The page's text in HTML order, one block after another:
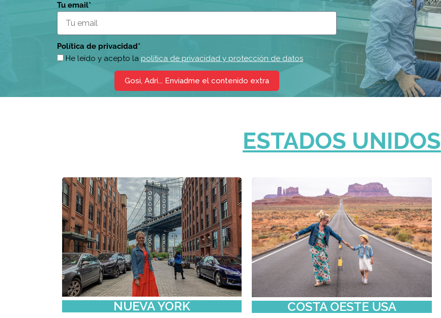
Tu email*
Política de privacidad*
He leído y acepto la política de privacidad y protección de datos
Gosi, Adri... Enviadme el contenido extra
ESTADOS UNIDOS
NUEVA YORK COSTA OESTE USA